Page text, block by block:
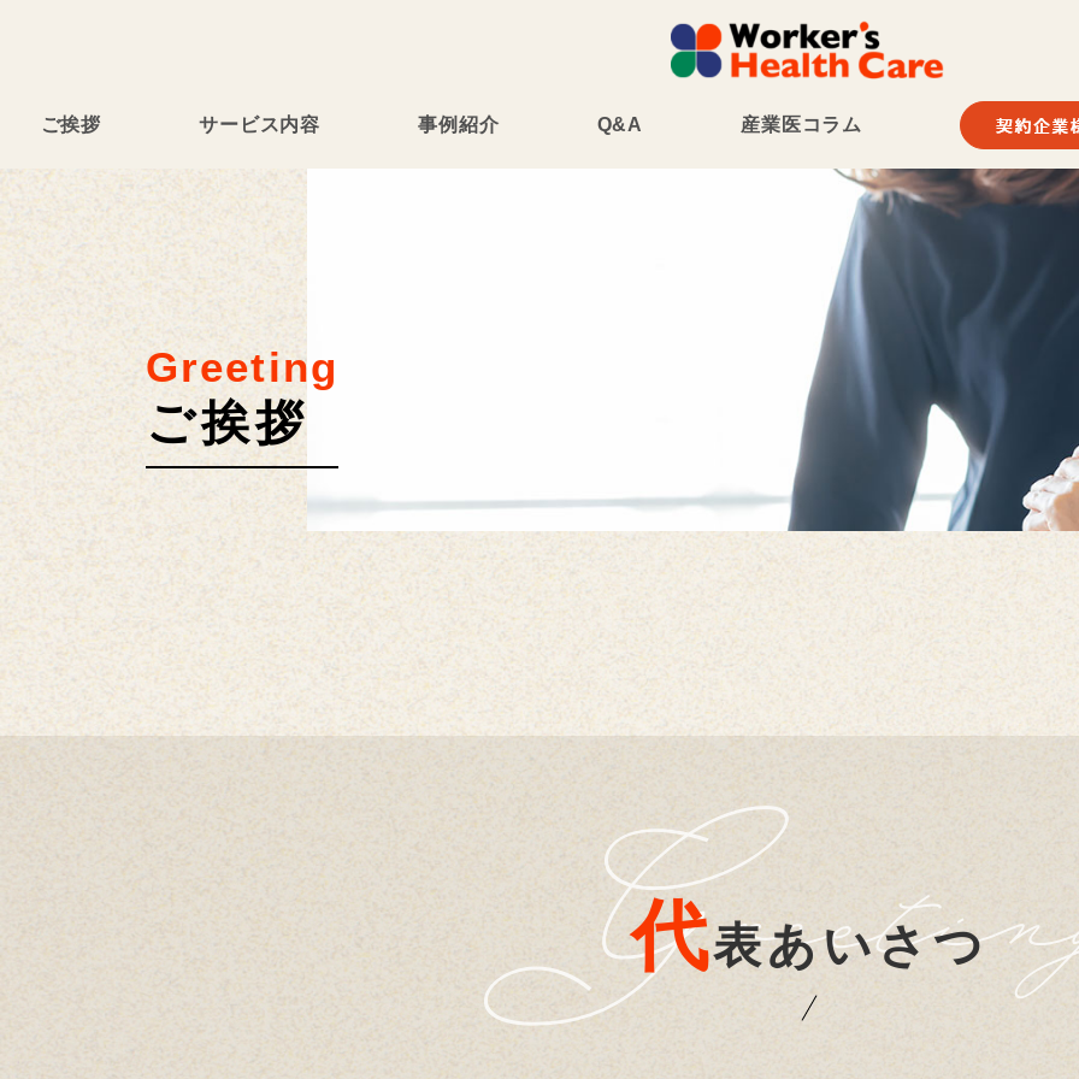
ご挨拶 サービス内容 事例紹介 Q&A 産業医コラム
Greeting
ご挨拶
代表あいさつ
G